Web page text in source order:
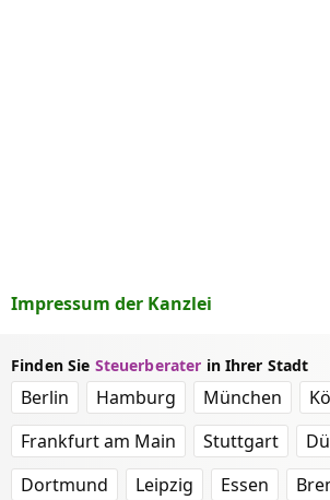
Impressum der Kanzlei
Finden Sie Steuerberater in Ihrer Stadt
Berlin Hamburg München
Frankfurt am Main
Stuttgart
Dortmund
Leipzig Essen